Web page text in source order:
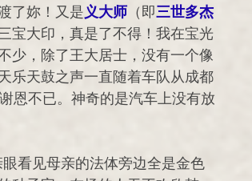
了妳！又是义大师 （即三世多杰
大印，真是了不得！我在宝光
少，除了王大居士，没有一个像
乐天鼓之声一直随着车队从成都
恩不已。神奇的是汽车上没有放